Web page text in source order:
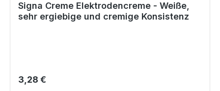
Signa Creme Elektrodencreme - Weiße,
sehr ergiebige und cremige Konsistenz
Regulärer Preis:
3,28 €